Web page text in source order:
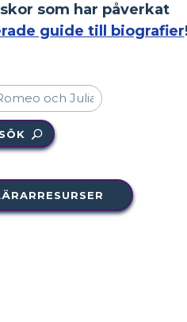
som har påverkat
guide till biografier
SÖK